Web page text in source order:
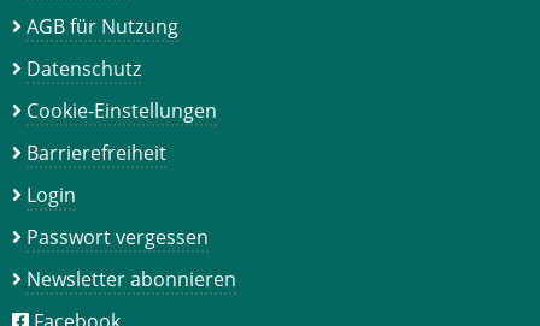
AGB für Nutzung
Datenschutz
Cookie-Einstellungen
Barrierefreiheit
Login
Passwort vergessen
Newsletter abonnieren